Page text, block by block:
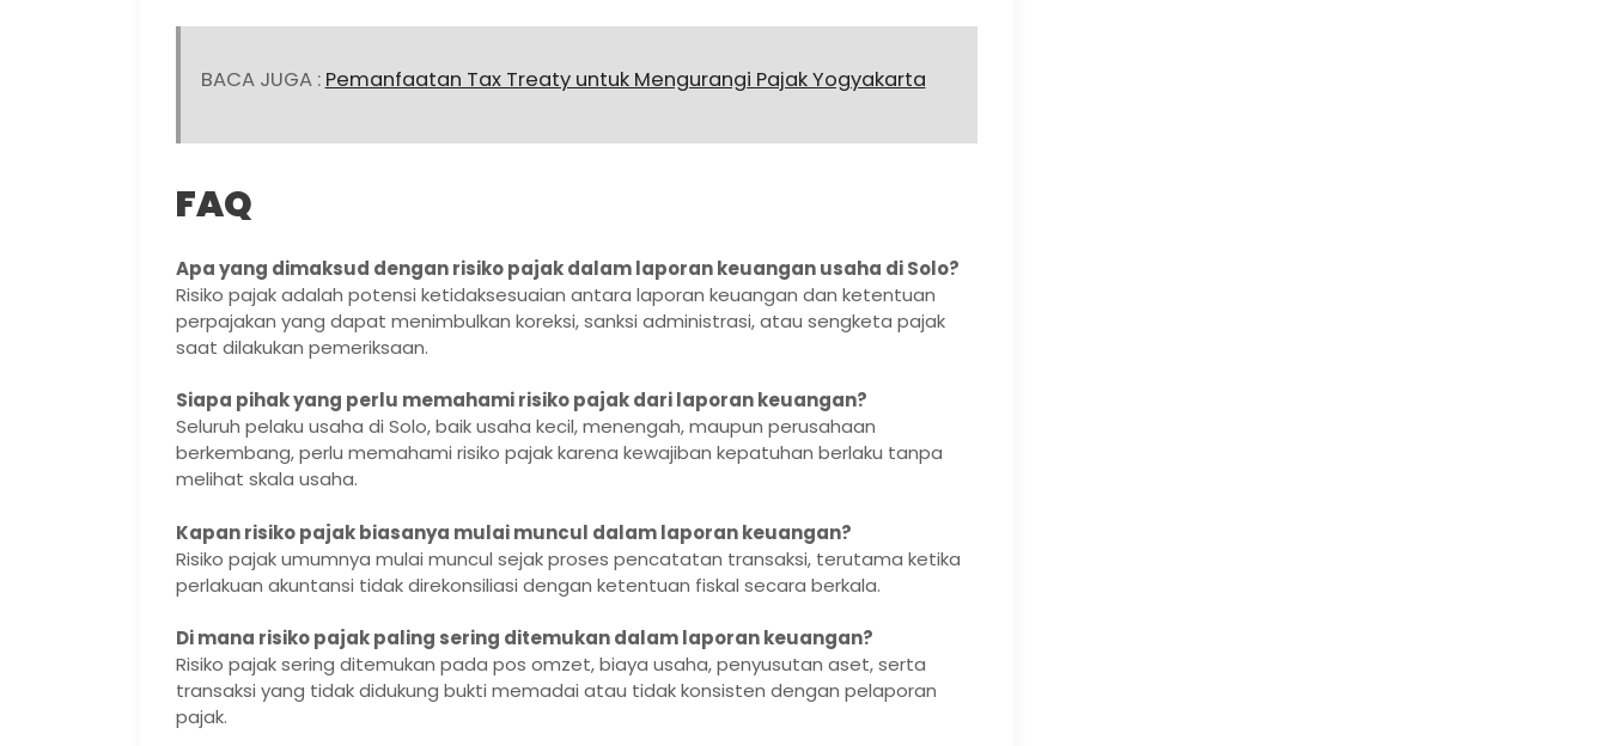
BACA JUGA : Pemanfaatan Tax Treaty untuk Mengurangi Pajak Yogyakarta
FAQ
Apa yang dimaksud dengan risiko pajak dalam laporan keuangan usaha di Solo?
Risiko pajak adalah potensi ketidaksesuaian antara laporan keuangan dan ketentuan
perpajakan yang dapat menimbulkan koreksi, sanksi administrasi, atau sengketa pajak
saat dilakukan pemeriksaan.
Siapa pihak yang perlu memahami risiko pajak dari laporan keuangan?
Seluruh pelaku usaha di Solo, baik usaha kecil, menengah, maupun perusahaan
berkembang, perlu memahami risiko pajak karena kewajiban kepatuhan berlaku tanpa
melihat skala usaha.
Kapan risiko pajak biasanya mulai muncul dalam laporan keuangan?
Risiko pajak umumnya mulai muncul sejak proses pencatatan transaksi, terutama ketika
perlakuan akuntansi tidak direkonsiliasi dengan ketentuan fiskal secara berkala.
Di mana risiko pajak paling sering ditemukan dalam laporan keuangan?
Risiko pajak sering ditemukan pada pos omzet, biaya usaha, penyusutan aset, serta
transaksi yang tidak didukung bukti memadai atau tidak konsisten dengan pelaporan
pajak.